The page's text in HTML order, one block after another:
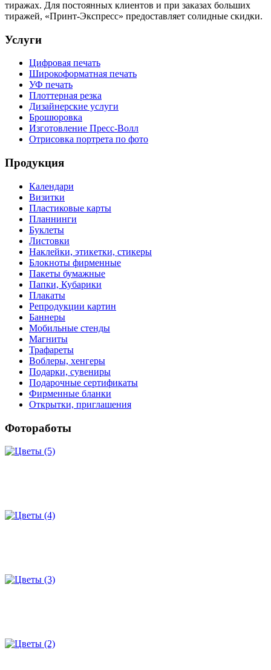
тиражах. Для постоянных клиентов и при заказах больших
тиражей, «Принт-Экспресс» предоставляет солидные скидки.
Услуги
Цифровая печать
Широкоформатная печать
УФ печать
Плоттерная резка
Дизайнерские услуги
Брошюровка
Изготовление Пресс-Волл
Отрисовка портрета по фото
Продукция
Календари
Визитки
Пластиковые карты
Планнинги
Буклеты
Листовки
Наклейки, этикетки, стикеры
Блокноты фирменные
Пакеты бумажные
Папки, Кубарики
Плакаты
Репродукции картин
Баннеры
Мобильные стенды
Магниты
Трафареты
Воблеры, хенгеры
Подарки, сувениры
Подарочные сертификаты
Фирменные бланки
Открытки, приглашения
Фотоработы